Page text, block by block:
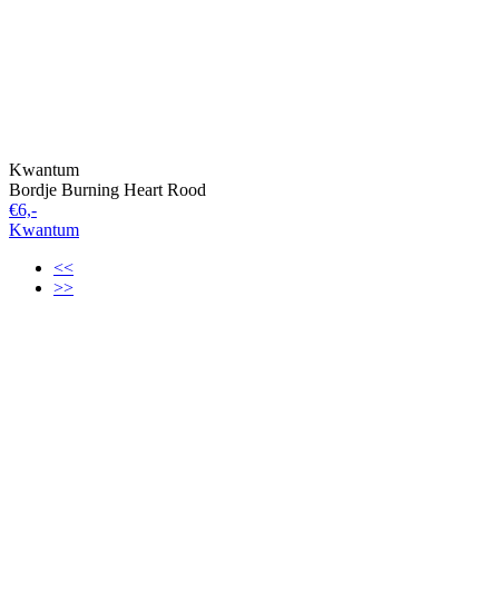
Kwantum
Bordje Burning Heart Rood
€6,-
Kwantum
<<
>>